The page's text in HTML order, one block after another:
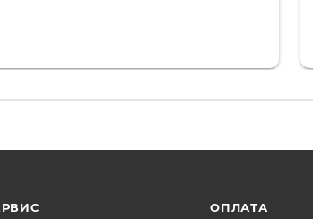
при этом представители магазина
и в итоге проблема была решена.
о небезразличии к клиенту после
ОПЛАТА